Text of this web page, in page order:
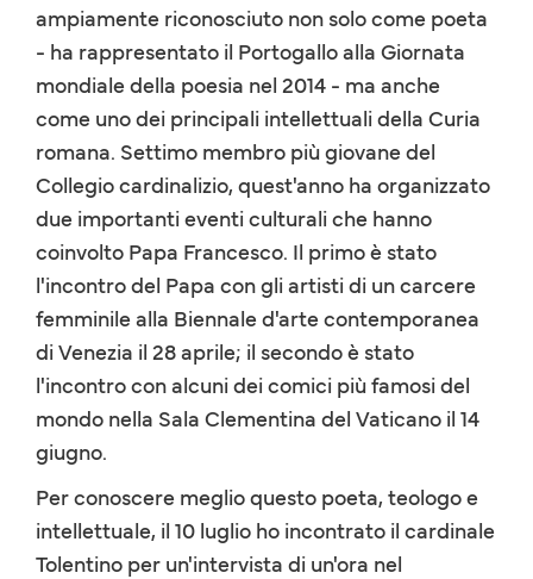
ampiamente riconosciuto non solo come poeta
- ha rappresentato il Portogallo alla Giornata
mondiale della poesia nel 2014 - ma anche
come uno dei principali intellettuali della Curia
romana. Settimo membro più giovane del
Collegio cardinalizio, quest'anno ha organizzato
due importanti eventi culturali che hanno
coinvolto Papa Francesco. Il primo è stato
l'incontro del Papa con gli artisti di un carcere
femminile alla Biennale d'arte contemporanea
di Venezia il 28 aprile; il secondo è stato
l'incontro con alcuni dei comici più famosi del
mondo nella Sala Clementina del Vaticano il 14
giugno.
Per conoscere meglio questo poeta, teologo e
intellettuale, il 10 luglio ho incontrato il cardinale
Tolentino per un'intervista di un'ora nel